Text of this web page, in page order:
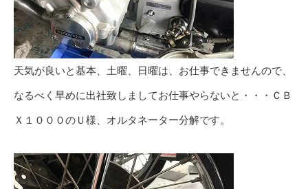
天気が良いと基本、土曜、日曜は、お仕事できませんので、
なるべく早めに出社致しましてお仕事やらないと・・・ＣＢ
Ｘ１０００のＵ様、オルタネーター分解です。